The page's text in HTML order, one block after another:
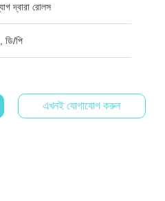
দ্বারা রোলস
ডি/পি
এখনই যোগাযোগ করুন